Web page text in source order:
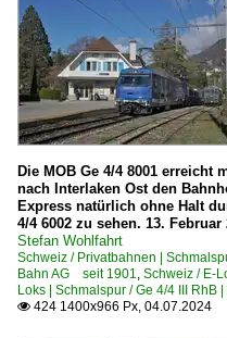
Die MOB Ge 4/4 8001 erreicht
nach Interlaken Ost den
Express natürlich ohne Halt
4/4 6002 zu sehen. 13. Februar
Stefan Wohlfahrt
Schweiz / Privatbahnen |
Bahn AG seit 1901, Schweiz / E-
Loks | Schmalspur / Ge 4/4 III RhB
 424 1400x966 Px, 04.07.2024